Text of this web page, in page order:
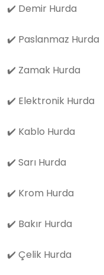
✔️ Demir Hurda
✔️ Paslanmaz Hurda
✔️ Zamak Hurda
✔️ Elektronik Hurda
✔️ Kablo Hurda
✔️ Sarı Hurda
✔️ Krom Hurda
✔️ Bakır Hurda
✔️ Çelik Hurda